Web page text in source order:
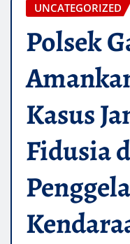
UNCATEGORIZED
Polsek
Kasus
Fidusia